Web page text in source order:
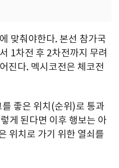
맞춰야한다. 본선 참가국
1차전 후 2차전까지 무려
진다. 멕시코전은 체코전
좋은 위치(순위)로 통과
게 된다면 이후 행보는 아
위치로 가기 위한 열쇠를